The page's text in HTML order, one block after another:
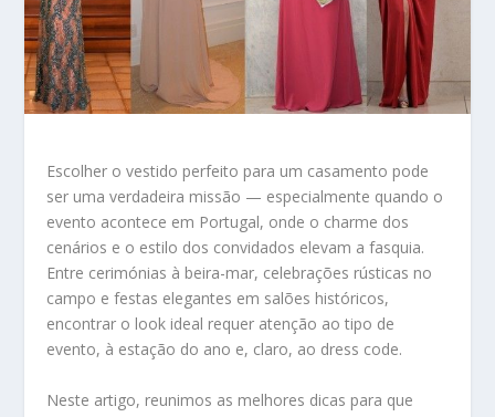
Escolher o vestido perfeito para um casamento pode
ser uma verdadeira missão — especialmente quando o
evento acontece em Portugal, onde o charme dos
cenários e o estilo dos convidados elevam a fasquia.
Entre cerimónias à beira-mar, celebrações rústicas no
campo e festas elegantes em salões históricos,
encontrar o look ideal requer atenção ao tipo de
evento, à estação do ano e, claro, ao dress code.
Neste artigo, reunimos as melhores dicas para que